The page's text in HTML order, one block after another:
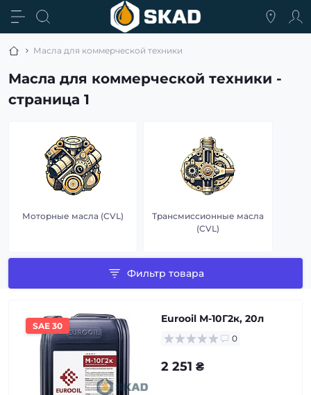
Масла для коммерческой техники
Масла для коммерческой техники -
страница 1
Моторные масла (CVL)
Трансмиссионные масла
(CVL)
Фильтр товара
SAE 30
Eurooil М-10Г2к, 20л
0
2 251 ₴